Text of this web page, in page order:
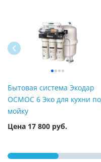
Бытовая система Экодар
ОСМОС 6 Эко для кухни
мойку
Цена 17 800 руб.